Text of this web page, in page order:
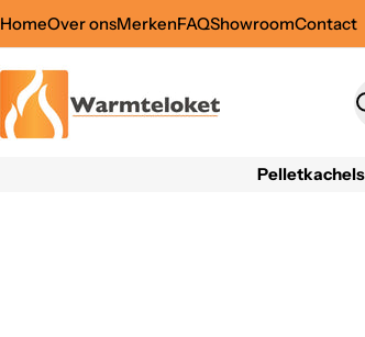
direct
naar
de
inhoud
HomeOver onsMerkenFAQShowroomContact
Pelletkachels